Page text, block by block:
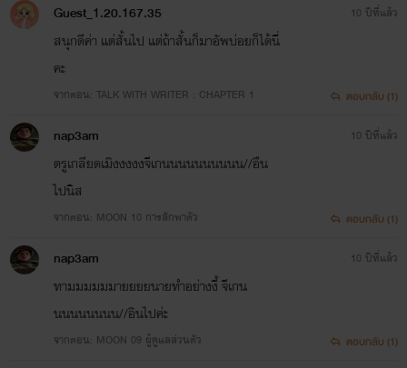
Guest_1.20.167.35
สนุกดีค่า แต่สั้นไป แต่ถ้าสั้นก็มาอัพบ่อยก็ได้นี่
คะ
จากตอน: TALK WITH WRITER : CHAPTER 1
10 ปีที่แล้ว
ตอบกลับ (1)
nap3am
ตรูเกลียดเมิงงงงงจีเกนนนนนนนนนน//อืน
ไปนิส
จากตอน: MOON 10 การลักพาตัว
10 ปีที่แล้ว
ตอบกลับ (1)
nap3am
ทามมมมมมายยยยนายทำอย่างงี้ จีเกน
นนนนนนนน//อินไปค่ะ
จากตอน: MOON 09 ผู้ดูแลส่วนตัว
10 ปีที่แล้ว
ตอบกลับ (1)